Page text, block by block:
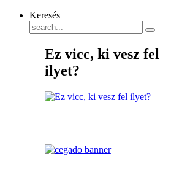
Keresés
Ez vicc, ki vesz fel
ilyet?